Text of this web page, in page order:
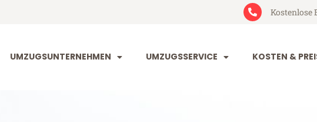
Kostenlose
UMZUGSUNTERNEHMEN UMZUGSSERVICE KOSTEN &